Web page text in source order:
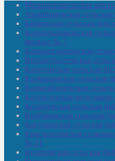
Межпоселенческая
Амзибашевская
Бабаевская сельская
Большекачаковская
филиал № 7
Большекуразовская
Верхнетыхтемская
Калегинская сельская
Калмашевская сельская
Калмиябашевская
Калтасинская модельная
Кельтеевская сельская
Киебаковская сельская
Кокушевская сельская
Краснохолмская
№ 21
Кутеремская сельская